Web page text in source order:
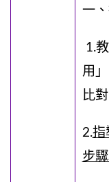
一
1.
用
比對
2.指
步